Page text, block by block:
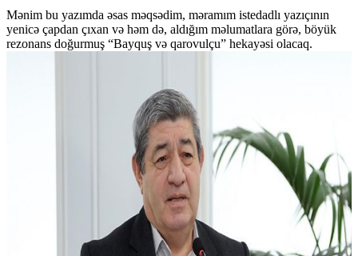
Mənim bu yazımda əsas məqsədim, məramım istedadlı yazıçının
yenicə çapdan çıxan və həm də, aldığım məlumatlara görə, böyük
rezonans doğurmuş “Bayquş və qarovulçu” hekayəsi olacaq.